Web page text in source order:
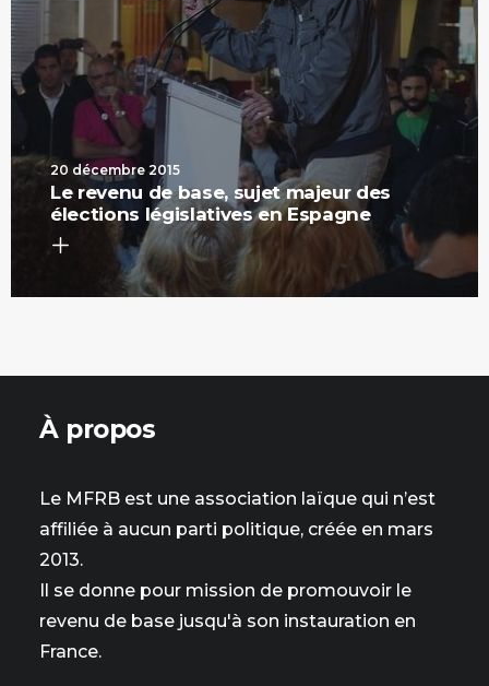
20 décembre 2015
Le revenu de base, sujet majeur des
élections législatives en Espagne
À propos
Le MFRB est une association laïque qui n’est
affiliée à aucun parti politique, créée en mars
2013.
Il se donne pour mission de promouvoir le
revenu de base jusqu'à son instauration en
France.